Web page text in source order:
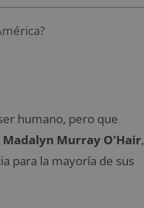
humano, pero que
Madalyn Murray O’Hair,
para la mayoría de sus